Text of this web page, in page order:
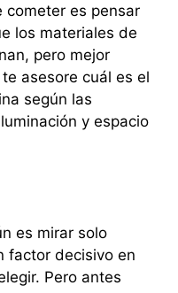
cometer es pensar
los materiales de
pero mejor
asesore cuál es el
según las
y espacio
es mirar solo
factor decisivo en
Pero antes